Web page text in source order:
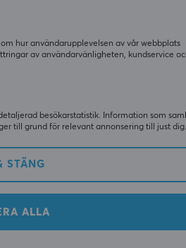
även på
hur användarupplevelsen av vår webbplats
av användarvänligheten, kundservice
besökarstatistik. Information som
till grund för relevant annonsering till just dig.
STÄNG
ALLA